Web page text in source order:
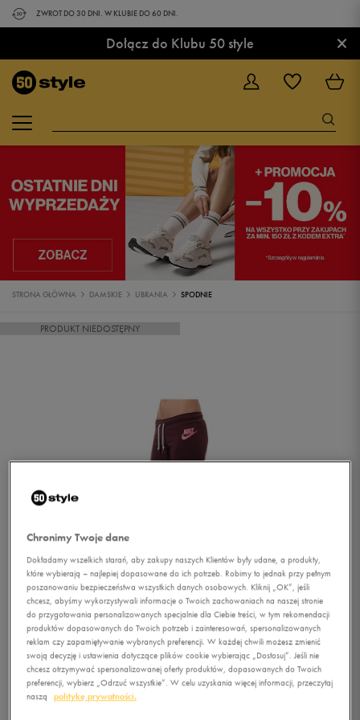
ZWROT DO 30 DNI. W KLUBIE DO 60 DNI.
Dołącz do Klubu 50 style ×
STRONA GŁÓWNA DAMSKIE UBRANIA SPODNIE
PRODUKT NIEDOSTĘPNY
Chronimy Twoje dane
Dokładamy wszelkich starań, aby zakupy naszych Klientów były udane, a produkty,
które wybierają – najlepiej dopasowane do ich potrzeb. Robimy to jednak przy pełnym
poszanowaniu bezpieczeństwa wszystkich danych osobowych. Kliknij „OK”, jeśli
chcesz, abyśmy wykorzystywali informacje o Twoich zachowaniach na naszej stronie
do przygotowania personalizowanych specjalnie dla Ciebie treści, w tym rekomendacji
produktów dopasowanych do Twoich potrzeb i zainteresowań, spersonalizowanych
reklam czy zapamiętywanie wybranych preferencji. W każdej chwili możesz zmienić
swoją decyzję i ustawienia dotyczące plików cookie wybierając „Dostosuj”. Jeśli nie
chcesz otrzymywać spersonalizowanej oferty produktów, dopasowanych do Twoich
preferencji, wybierz „Odrzuć wszystkie”. W celu uzyskania więcej informacji, przeczytaj
naszą
politykę prywatności.